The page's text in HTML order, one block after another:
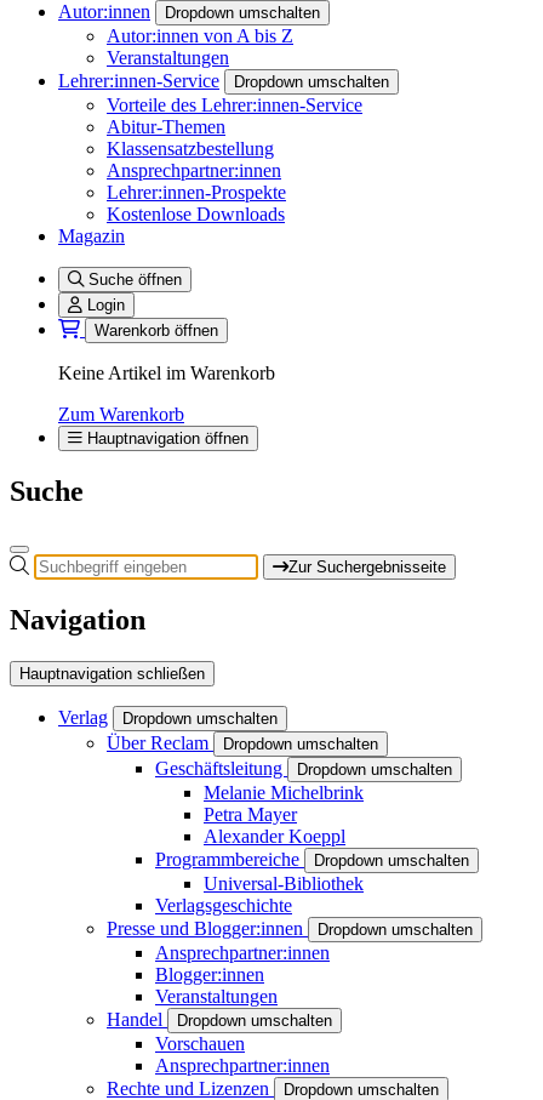
Autor:innen
Dropdown umschalten
Autor:innen von A bis Z
Veranstaltungen
Lehrer:innen-Service
Dropdown umschalten
Vorteile des Lehrer:innen-Service
Abitur-Themen
Klassensatzbestellung
Ansprechpartner:innen
Lehrer:innen-Prospekte
Kostenlose Downloads
Magazin
Suche öffnen
Login
Warenkorb öffnen
Keine Artikel im Warenkorb
Zum Warenkorb
Hauptnavigation öffnen
Suche
Zur Suchergebnisseite
Navigation
Hauptnavigation schließen
Verlag Dropdown umschalten
Über Reclam Dropdown umschalten
Geschäftsleitung Dropdown umschalten
Melanie Michelbrink
Petra Mayer
Alexander Koeppl
Programmbereiche
Dropdown umschalten
Universal-Bibliothek
Verlagsgeschichte
Presse und Blogger:innen
Dropdown umschalten
Ansprechpartner:innen
Blogger:innen
Veranstaltungen
Handel
Dropdown umschalten
Vorschauen
Ansprechpartner:innen
Rechte und Lizenzen
Dropdown umschalten